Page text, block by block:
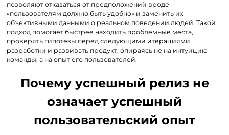
позволяют отказаться от предположений вроде
«пользователям должно быть удобно» и заменить их
объективными данными о реальном поведении людей. Такой
подход помогает быстрее находить проблемные места,
проверять гипотезы перед следующими итерациями
разработки и развивать продукт, опираясь не на интуицию
команды, а на опыт его пользователей.
Почему успешный релиз не
означает успешный
пользовательский опыт